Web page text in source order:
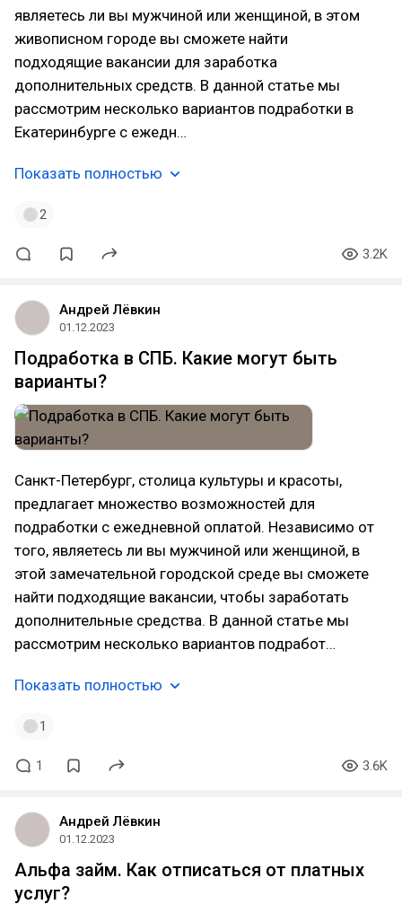
являетесь ли вы мужчиной или женщиной, в этом
живописном городе вы сможете найти
подходящие вакансии для заработка
дополнительных средств. В данной статье мы
рассмотрим несколько вариантов подработки в
Екатеринбурге с ежедн…
Показать полностью
2
3.2K
Андрей Лёвкин
01.12.2023
Подработка в СПБ. Какие могут быть
варианты?
Санкт-Петербург, столица культуры и красоты,
предлагает множество возможностей для
подработки с ежедневной оплатой. Независимо от
того, являетесь ли вы мужчиной или женщиной, в
этой замечательной городской среде вы сможете
найти подходящие вакансии, чтобы заработать
дополнительные средства. В данной статье мы
рассмотрим несколько вариантов подработ…
Показать полностью
1
1 3.6K
Андрей Лёвкин
01.12.2023
Альфа займ. Как отписаться от платных
услуг?